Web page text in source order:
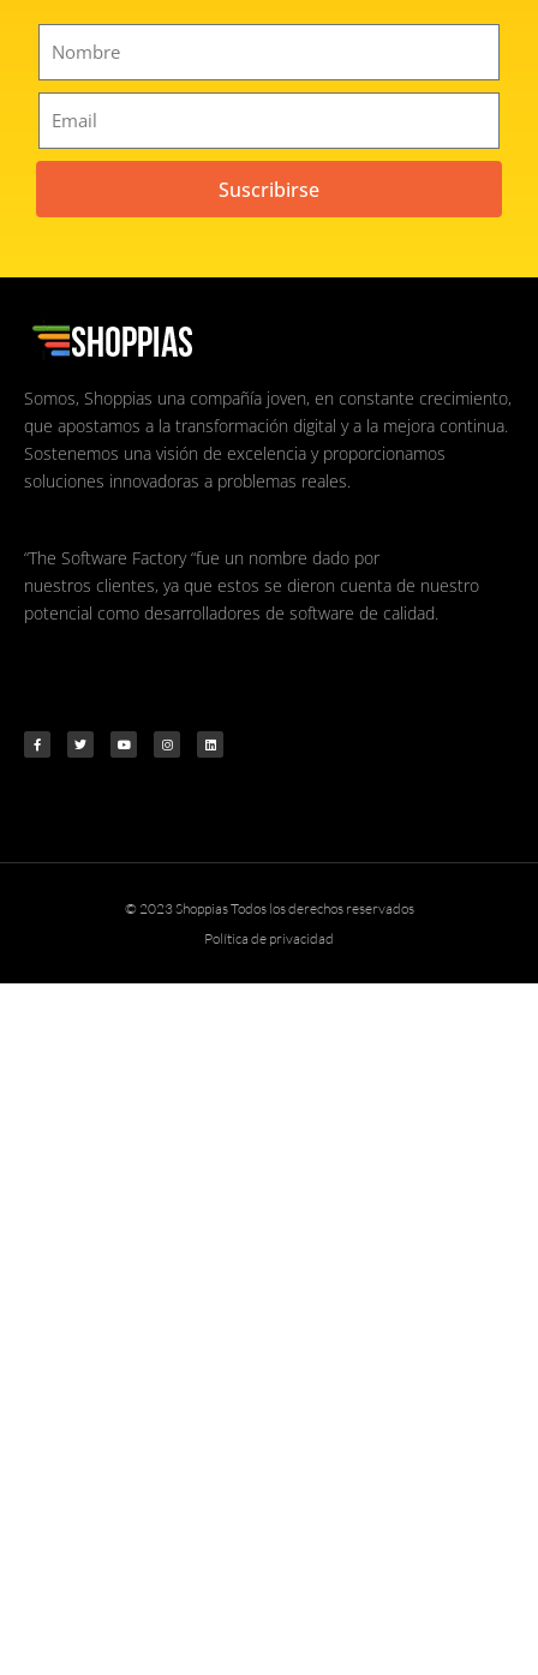
Suscribirse
Somos, Shoppias una compañía joven, en constante crecimiento,
que apostamos a la transformación digital y a la mejora continua.
Sostenemos una visión de excelencia y proporcionamos
soluciones innovadoras a problemas reales.
“The Software Factory “fue un nombre dado por
nuestros clientes, ya que estos se dieron cuenta de nuestro
potencial como desarrolladores de software de calidad.
© 2023 Shoppias Todos los derechos reservados
Política de privacidad